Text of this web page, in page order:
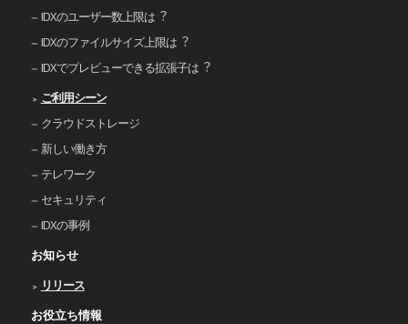
IDXのユーザー数上限は︖
IDXのファイルサイズ上限は︖
IDXでプレビューできる拡張⼦は︖
ご利⽤シーン
クラウドストレージ
新しい働き⽅
テレワーク
セキュリティ
IDXの事例
お知らせ
リリース
お役立ち情報